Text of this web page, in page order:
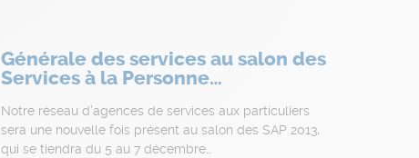
Générale des services au salon des
Services à la Personne…
Notre réseau d’agences de services aux particuliers
sera une nouvelle fois présent au salon des SAP 2013,
qui se tiendra du 5 au 7 décembre…